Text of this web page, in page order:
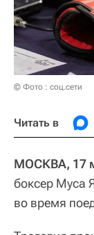
© Фото : соц.сети
Читать в
МОСКВА, 17
боксер Муса
во время